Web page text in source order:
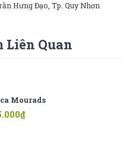
Hưng Đạo, Tp. Quy Nhơn
Liên Quan
Mourads
₫